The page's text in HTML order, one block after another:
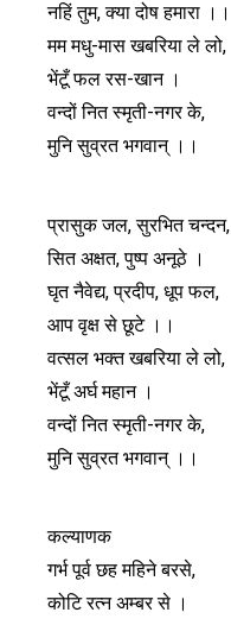
नहिं तुम, क्या दोष हमारा ।।
मम मधु-मास खबरिया ले लो,
भेंटूँ फल रस-खान ।
वन्दों नित स्मृती-नगर के,
मुनि सुव्रत भगवान् ।।
प्रासुक जल, सुरभित चन्दन,
सित अक्षत, पुष्प अनूठे ।
घृत नैवेद्य, प्रदीप, धूप फल,
आप वृक्ष से छूटे ।।
वत्सल भक्त खबरिया ले लो,
भेंटूँ अर्घ महान ।
वन्दों नित स्मृती-नगर के,
मुनि सुव्रत भगवान् ।।
कल्याणक
गर्भ पूर्व छह महिने बरसे,
कोटि रत्न अम्बर से ।